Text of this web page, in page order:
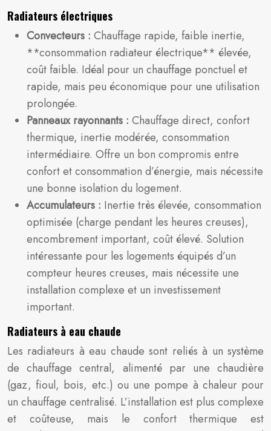
Radiateurs électriques
Convecteurs : Chauffage rapide, faible inertie,
**consommation radiateur électrique** élevée,
coût faible. Idéal pour un chauffage ponctuel et
rapide, mais peu économique pour une utilisation
prolongée.
Panneaux rayonnants : Chauffage direct, confort
thermique, inertie modérée, consommation
intermédiaire. Offre un bon compromis entre
confort et consommation d’énergie, mais nécessite
une bonne isolation du logement.
Accumulateurs : Inertie très élevée, consommation
optimisée (charge pendant les heures creuses),
encombrement important, coût élevé. Solution
intéressante pour les logements équipés d’un
compteur heures creuses, mais nécessite une
installation complexe et un investissement
important.
Radiateurs à eau chaude
Les radiateurs à eau chaude sont reliés à un système
de chauffage central, alimenté par une chaudière
(gaz, fioul, bois, etc.) ou une pompe à chaleur pour
un chauffage centralisé. L’installation est plus complexe
et coûteuse, mais le confort thermique est